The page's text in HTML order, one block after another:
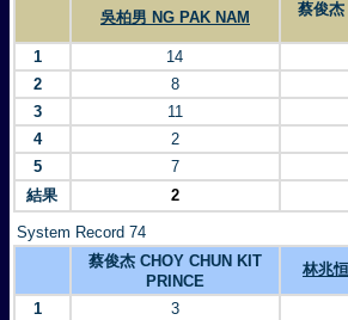
吳柏男 NG PAK NAM
蔡俊
1
14
2
8
3
11
4
2
5
7
結果
2
System Record 74
蔡俊杰 CHOY CHUN KIT
PRINCE
林兆
1 3